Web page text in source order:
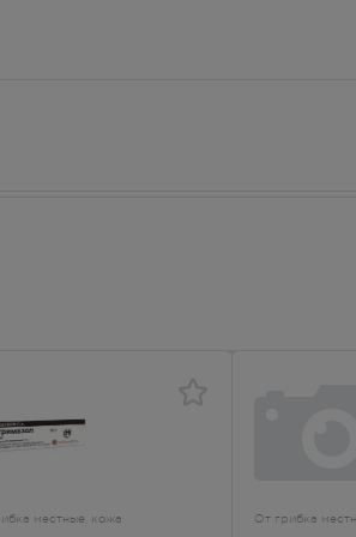
местные, кожа От грибка